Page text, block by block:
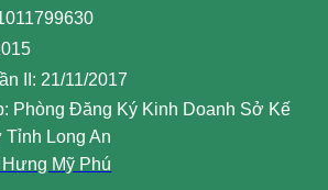
II: 21/11/2017
Phòng Đăng Ký Kinh Doanh Sở Kế
Long An